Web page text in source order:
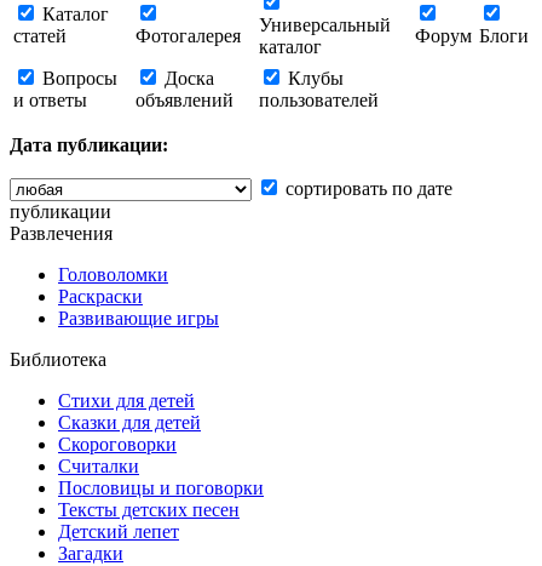
Каталог
статей
Фотогалерея
Универсальный
каталог
Форум Блоги
Вопросы
и ответы
Доска
объявлений
Клубы
пользователей
Дата публикации:
сортировать по дате
публикации
Развлечения
Головоломки
Раскраски
Развивающие игры
Библиотека
Стихи для детей
Сказки для детей
Скороговорки
Считалки
Пословицы и поговорки
Тексты детских песен
Детский лепет
Загадки